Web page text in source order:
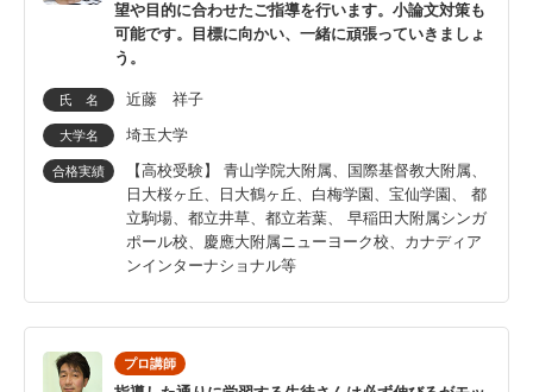
望や目的に合わせたご指導を行います。小論文対策も
可能です。目標に向かい、一緒に頑張っていきましょ
う。
氏 名 近藤 祥子
大学名 埼玉大学
合格実績
【高校受験】 青山学院大附属、国際基督教大附属、
日大桜ヶ丘、日大鶴ヶ丘、白梅学園、宝仙学園、 都
立駒場、都立井草、都立若葉、 早稲田大附属シンガ
ポール校、慶應大附属ニューヨーク校、カナディア
ンインターナショナル等
プロ講師